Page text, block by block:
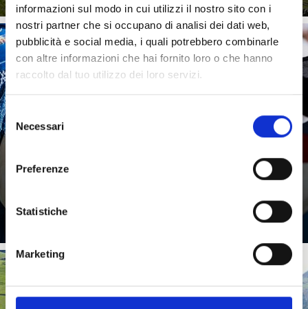
informazioni sul modo in cui utilizzi il nostro sito con i
nostri partner che si occupano di analisi dei dati web,
pubblicità e social media, i quali potrebbero combinarle
con altre informazioni che hai fornito loro o che hanno
raccolto dal tuo utilizzo dei loro servizi.
Selezione
delNecessari
Preferenze
Statistiche
Marketing
TERRITORIO E PERSONE